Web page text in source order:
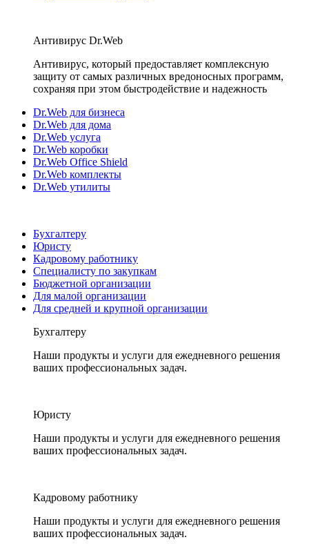
Антивирус Dr.Web
Антивирус, который предоставляет комплексную
защиту от самых различных вредоносных программ,
сохраняя при этом быстродействие и надежность
Dr.Web для бизнеса
Dr.Web для дома
Dr.Web услуга
Dr.Web коробки
Dr.Web Office Shield
Dr.Web комплекты
Dr.Web утилиты
Бухгалтеру
Юристу
Кадровому работнику
Специалисту по закупкам
Бюджетной организации
Для малой организации
Для средней и крупной организации
Бухгалтеру
Наши продукты и услуги для ежедневного решения
ваших профессиональных задач.
Юристу
Наши продукты и услуги для ежедневного решения
ваших профессиональных задач.
Кадровому работнику
Наши продукты и услуги для ежедневного решения
ваших профессиональных задач.